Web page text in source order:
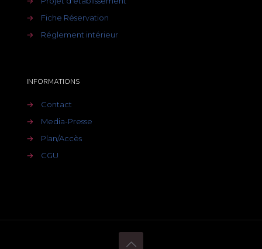
→
Fiche Réservation
→
Réglement intérieur
INFORMATIONS
→
Contact
→
Media-Presse
→
Plan/Accès
→
CGU